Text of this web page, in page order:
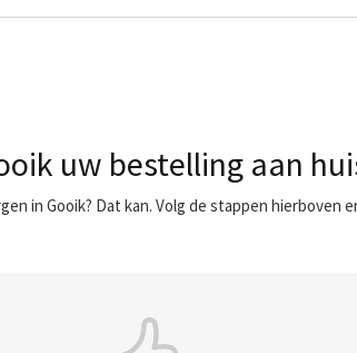
uw bestelling aan
in Gooik? Dat kan. Volg de stappen